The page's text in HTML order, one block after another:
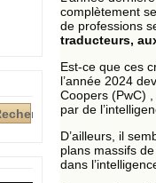
complètement
de professions
traducteurs,
Est-ce que ces
l’année 2024
Coopers (PwC)
par de
D’ailleurs, il
plans massifs
dans